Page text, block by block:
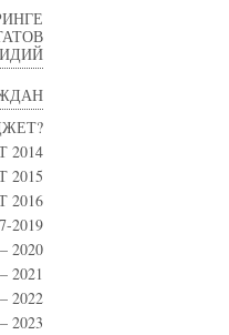
2019
2020
2021
2022
2023